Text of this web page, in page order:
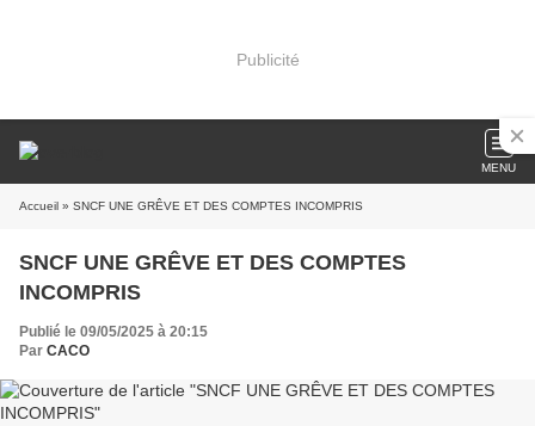
Publicité
MENU
Accueil » SNCF UNE GRÊVE ET DES COMPTES INCOMPRIS
SNCF UNE GRÊVE ET DES COMPTES
INCOMPRIS
Publié le 09/05/2025 à 20:15
Par CACO